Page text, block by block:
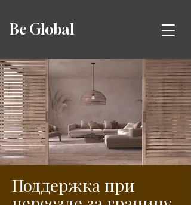
Be Global
Поддержка при